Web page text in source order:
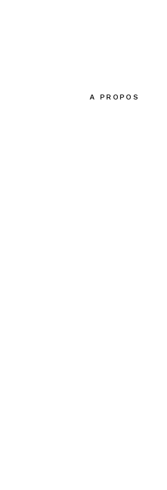
A PROPOS